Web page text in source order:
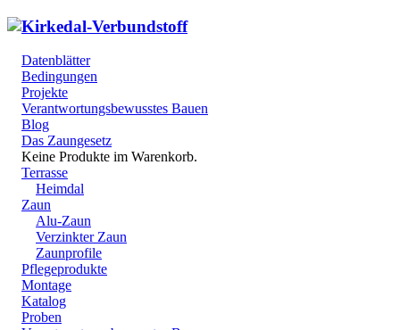
Datenblätter
Bedingungen
Projekte
Verantwortungsbewusstes Bauen
Blog
Das Zaungesetz
Keine Produkte im Warenkorb.
Terrasse
Heimdal
Zaun
Alu-Zaun
Verzinkter Zaun
Zaunprofile
Pflegeprodukte
Montage
Katalog
Proben